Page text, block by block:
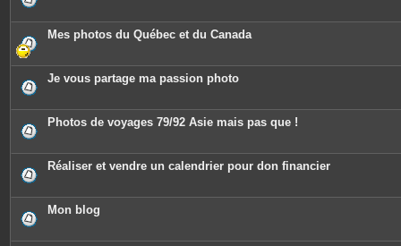
Mes photos du Québec et du Canada
Je vous partage ma passion photo
Photos de voyages 79/92 Asie mais pas que !
Réaliser et vendre un calendrier pour don financier
Mon blog